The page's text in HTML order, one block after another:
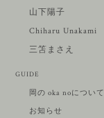
山下陽子
Chiharu Unakami
三笘まさえ
GUIDE
岡の oka noについて
お知らせ